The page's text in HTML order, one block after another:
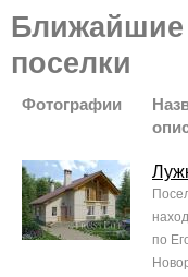
Ближайшие
поселки
Фотографии
по